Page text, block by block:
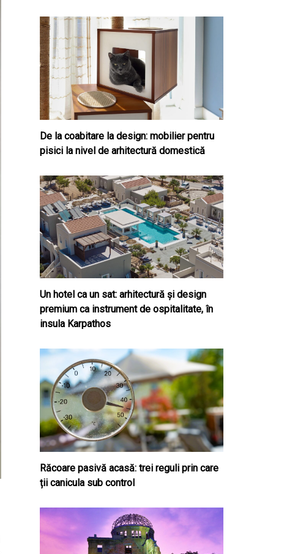
De la coabitare la design: mobilier pentru
pisici la nivel de arhitectură domestică
Un hotel ca un sat: arhitectură și design
premium ca instrument de ospitalitate, în
insula Karpathos
Răcoare pasivă acasă: trei reguli prin care
ții canicula sub control